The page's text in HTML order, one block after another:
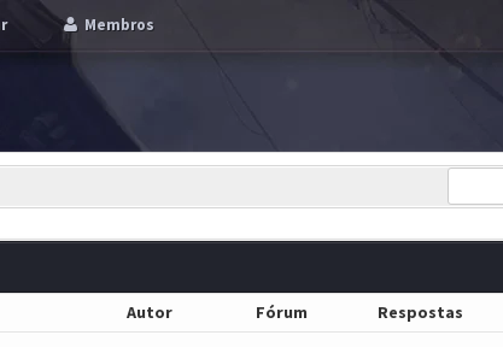
Membros
Autor Fórum Respostas